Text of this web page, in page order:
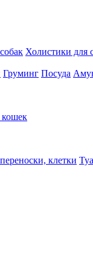
Холистики для
Груминг Посуда
кошек
клетки